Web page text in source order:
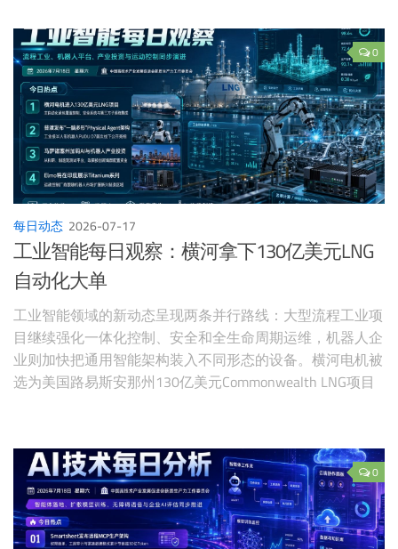
2030年全国工程总规模达到每日450万吨以上。
0
每日动态 2026-07-17
工业智能每日观察：横河拿下130亿美元LNG
自动化大单
工业智能领域的新动态呈现两条并行路线：大型流程工业项
目继续强化一体化控制、安全和全生命周期运维，机器人企
业则加快把通用智能架构装入不同形态的设备。横河电机被
选为美国路易斯安那州130亿美元Commonwealth LNG项目
形”Physical Agent架构，工业级半人形机器人PUDU D7首次
线下公开亮相。美国马萨诸塞州众议院通过的经济发展债券
法案提出面向AI、机器人、大学科研和制造设施的组合投
资。Elmo Motion Control则准备在印度自动化展推出
Titanium系列并扩展渠道。
0